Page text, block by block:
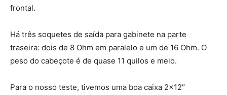
frontal.
Há três soquetes de saída para gabinete na parte
traseira: dois de 8 Ohm em paralelo e um de 16 Ohm. O
peso do cabeçote é de quase 11 quilos e meio.
Para o nosso teste, tivemos uma boa caixa 2×12″